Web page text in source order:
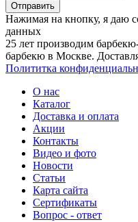
Отправить
Нажимая на кнопку, я даю
данных
25 лет производим
барбекю в Москве.
Полититка
О нас
Каталог
Доставка и оплата
Акции
Контакты
Видео и фото
Новости
Статьи
Карта сайта
Сертификаты
Вопрос - ответ